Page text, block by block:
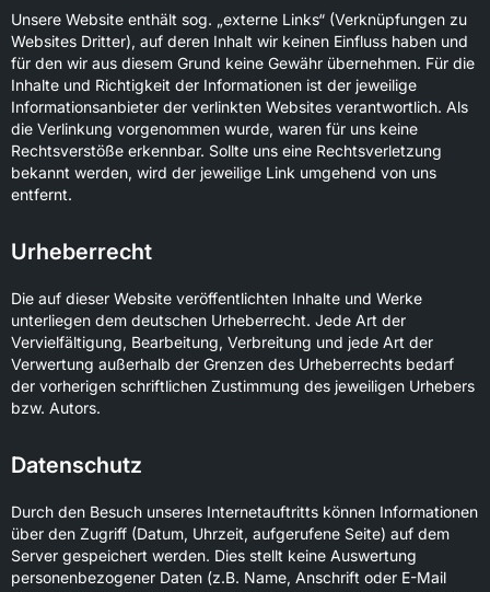
Unsere Website enthält sog. „externe Links“ (Verknüpfungen zu
Websites Dritter), auf deren Inhalt wir keinen Einfluss haben und
für den wir aus diesem Grund keine Gewähr übernehmen. Für die
Inhalte und Richtigkeit der Informationen ist der jeweilige
Informationsanbieter der verlinkten Websites verantwortlich. Als
die Verlinkung vorgenommen wurde, waren für uns keine
Rechtsverstöße erkennbar. Sollte uns eine Rechtsverletzung
bekannt werden, wird der jeweilige Link umgehend von uns
entfernt.
Urheberrecht
Die auf dieser Website veröffentlichten Inhalte und Werke
unterliegen dem deutschen Urheberrecht. Jede Art der
Vervielfältigung, Bearbeitung, Verbreitung und jede Art der
Verwertung außerhalb der Grenzen des Urheberrechts bedarf
der vorherigen schriftlichen Zustimmung des jeweiligen Urhebers
bzw. Autors.
Datenschutz
Durch den Besuch unseres Internetauftritts können Informationen
über den Zugriff (Datum, Uhrzeit, aufgerufene Seite) auf dem
Server gespeichert werden. Dies stellt keine Auswertung
personenbezogener Daten (z.B. Name, Anschrift oder E-Mail